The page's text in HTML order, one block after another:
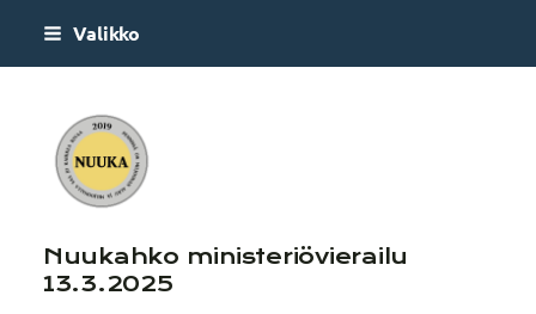
Siirry
Valikko
Nuuka
Nuukahko ministeriövierailu
13.3.2025